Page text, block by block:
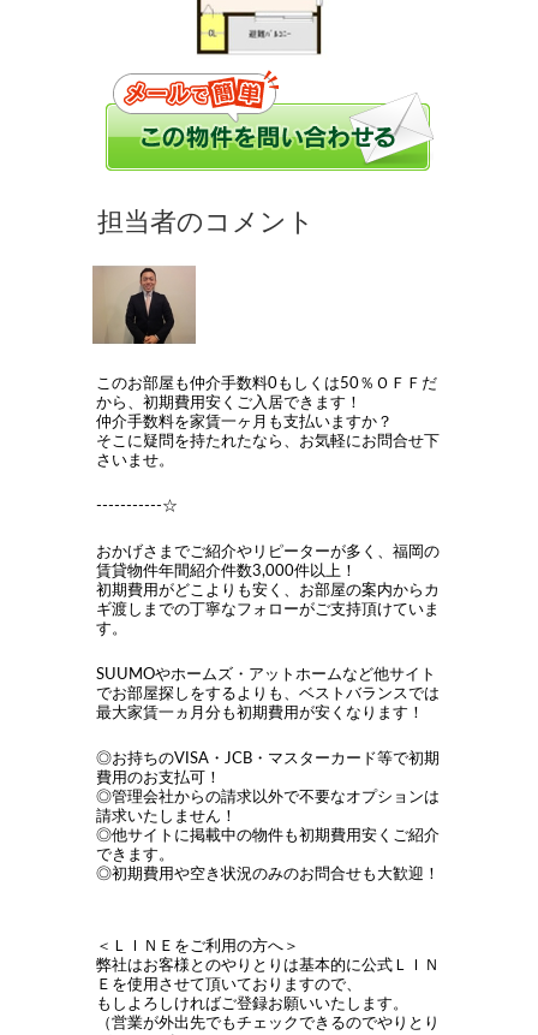
このお部屋も仲介手数料0もしくは50％ＯＦＦだ
から、初期費用安くご入居できます！
仲介手数料を家賃一ヶ月も支払いますか？
そこに疑問を持たれたなら、お気軽にお問合せ下
さいませ。
-----------☆
おかげさまでご紹介やリピーターが多く、福岡の
賃貸物件年間紹介件数3,000件以上！
初期費用がどこよりも安く、お部屋の案内からカ
ギ渡しまでの丁寧なフォローがご支持頂けていま
す。
SUUMOやホームズ・アットホームなど他サイト
でお部屋探しをするよりも、ベストバランスでは
最大家賃一ヵ月分も初期費用が安くなります！
◎お持ちのVISA・JCB・マスターカード等で初期
費用のお支払可！
◎管理会社からの請求以外で不要なオプションは
請求いたしません！
◎他サイトに掲載中の物件も初期費用安くご紹介
できます。
◎初期費用や空き状況のみのお問合せも大歓迎！
＜ＬＩＮＥをご利用の方へ＞
弊社はお客様とのやりとりは基本的に公式ＬＩＮ
Ｅを使用させて頂いておりますので、
もしよろしければご登録お願いいたします。
（営業が外出先でもチェックできるのでやりとり